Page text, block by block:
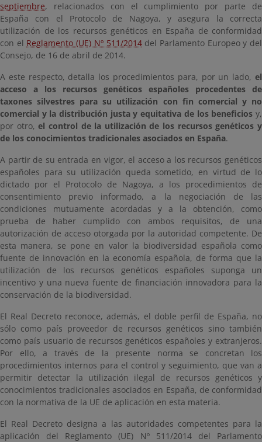
septiembre, relacionados con el cumplimiento por parte de
España con el Protocolo de Nagoya, y asegura la correcta
utilización de los recursos genéticos en España de conformidad
con el Reglamento (UE) Nº 511/2014del Parlamento Europeo y del
Consejo, de 16 de abril de 2014.
A este respecto, detalla los procedimientos para, por un lado, el
acceso a los recursos genéticos españoles procedentes de
taxones silvestres para su utilización con fin comercial y no
comercial y la distribución justa y equitativa de los beneficios y,
por otro,el control de la utilización de los recursos genéticos y
de los conocimientos tradicionales asociados en España.
A partir de su entrada en vigor, el acceso a los recursos genéticos
españoles para su utilización queda sometido, en virtud de lo
dictado por el Protocolo de Nagoya, a los procedimientos de
consentimiento previo informado, a la negociación de las
condiciones mutuamente acordadas y a la obtención, como
prueba de haber cumplido con ambos requisitos, de una
autorización de acceso otorgada por la autoridad competente. De
esta manera, se pone en valor la biodiversidad española como
fuente de innovación en la economía española, de forma que la
utilización de los recursos genéticos españoles suponga un
incentivo y una nueva fuente de financiación innovadora para la
conservación de la biodiversidad.
El Real Decreto reconoce, además, el doble perfil de España, no
sólo como país proveedor de recursos genéticos sino también
como país usuario de recursos genéticos españoles y extranjeros.
Por ello, a través de la presente norma se concretan los
procedimientos internos para el control y seguimiento, que van a
permitir detectar la utilización ilegal de recursos genéticos y
conocimientos tradicionales asociados en España, de conformidad
con la normativa de la UE de aplicación en esta materia.
El Real Decreto designa a las autoridades competentes para la
aplicación del Reglamento (UE) Nº 511/2014 del Parlamento